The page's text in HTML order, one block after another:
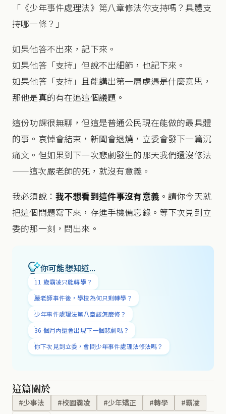
「《少年事件處理法》第八章修法你支持嗎？具體支
持哪一條？」
如果他答不出來，記下來。
如果他答「支持」但說不出細節，也記下來。
如果他答「支持」且能講出第一層處遇是什麼意思，
那他是真的有在追這個議題。
這份功課很無聊，但這是普通公民現在能做的最具體
的事。哀悼會結束，新聞會退燒，立委會發下一篇沉
痛文。但如果到下一次悲劇發生的那天我們還沒修法
——這次嚴老師的死，就沒有意義。
我必須說： 我不想看到這件事沒有意義 。請你今天就
把這個問題寫下來，存進手機備忘錄。等下次見到立
委的那一刻，問出來。
你可能想知道...
11 歲霸凌只能轉學？
嚴老師事件後，學校為何只剩轉學？
少年事件處理法第八章該怎麼修？
36 個月內還會出現下一個悲劇嗎？
你下次見到立委，會問少年事件處理法修法嗎？
這篇關於
#少事法 #校園霸凌 #少年矯正 #轉學
#霸凌